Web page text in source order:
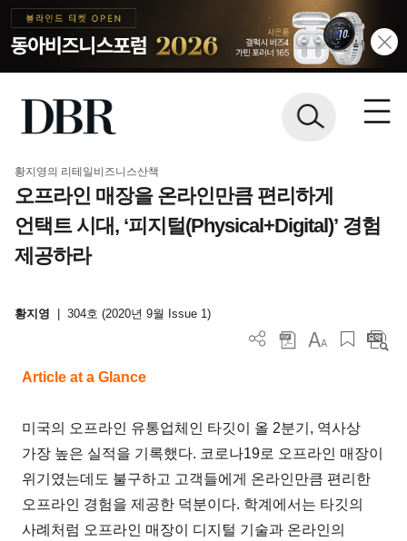
황지영의 리테일비즈니스산책
오프라인 매장을 온라인만큼 편리하게
언택트 시대, ‘피지털(Physical+Digital)’ 경험
제공하라
황지영 304호 (2020년 9월 Issue 1)
Article at a Glance
미국의 오프라인 유통업체인 타깃이 올 2분기, 역사상
가장 높은 실적을 기록했다. 코로나19로 오프라인 매장이
위기였는데도 불구하고 고객들에게 온라인만큼 편리한
오프라인 경험을 제공한 덕분이다. 학계에서는 타깃의
사례처럼 오프라인 매장이 디지털 기술과 온라인의